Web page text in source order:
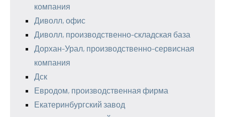
компания
Диволл, офис
Диволл, производственно-складская база
Дорхан-Урал, производственно-сервисная
компания
Дск
Евродом, производственная фирма
Екатеринбургский завод